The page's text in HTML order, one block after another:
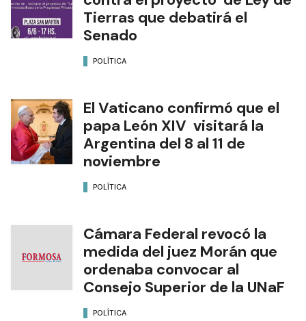
Tierras que debatirá el
Senado
POLÍTICA
El Vaticano confirmó que el
papa León XIV visitará la
Argentina del 8 al 11 de
noviembre
POLÍTICA
Cámara Federal revocó la
medida del juez Morán que
ordenaba convocar al
Consejo Superior de la UNaF
POLÍTICA